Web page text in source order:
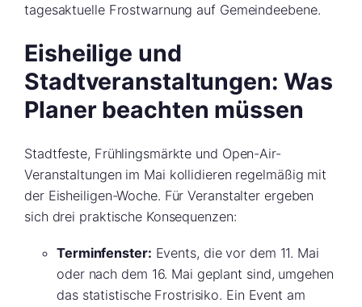
tagesaktuelle Frostwarnung auf Gemeindeebene.
Eisheilige und
Stadtveranstaltungen: Was
Planer beachten müssen
Stadtfeste, Frühlingsmärkte und Open-Air-
Veranstaltungen im Mai kollidieren regelmäßig mit
der Eisheiligen-Woche. Für Veranstalter ergeben
sich drei praktische Konsequenzen:
Terminfenster: Events, die vor dem 11. Mai
oder nach dem 16. Mai geplant sind, umgehen
das statistische Frostrisiko. Ein Event am